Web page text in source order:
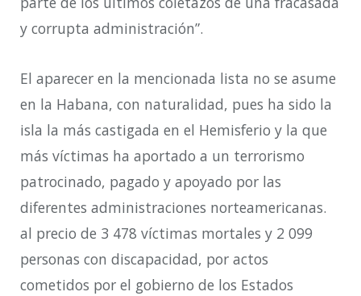
y corrupta administración”.
El aparecer en la mencionada lista no se asume
en la Habana, con naturalidad, pues ha sido la
isla la más castigada en el Hemisferio y la que
más víctimas ha aportado a un terrorismo
patrocinado, pagado y apoyado por las
diferentes administraciones norteamericanas.
al precio de 3 478 víctimas mortales y 2 099
personas con discapacidad, por actos
cometidos por el gobierno de los Estados